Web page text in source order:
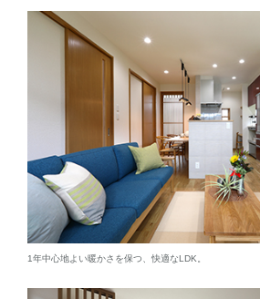
1年中心地よい暖かさを保つ、快適なLDK。